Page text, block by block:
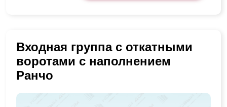
Входная группа с откатными
воротами с наполнением
Ранчо